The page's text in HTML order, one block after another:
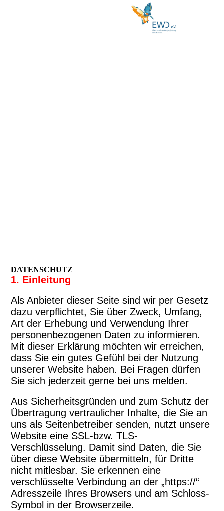
DATENSCHUTZ
1. Einleitung
Als Anbieter dieser Seite sind wir per Gesetz
dazu verpflichtet, Sie über Zweck, Umfang,
Art der Erhebung und Verwendung Ihrer
personenbezogenen Daten zu informieren.
Mit dieser Erklärung möchten wir erreichen,
dass Sie ein gutes Gefühl bei der Nutzung
unserer Website haben. Bei Fragen dürfen
Sie sich jederzeit gerne bei uns melden.
Aus Sicherheitsgründen und zum Schutz der
Übertragung vertraulicher Inhalte, die Sie an
uns als Seitenbetreiber senden, nutzt unsere
Website eine SSL-bzw. TLS-
Verschlüsselung. Damit sind Daten, die Sie
über diese Website übermitteln, für Dritte
nicht mitlesbar. Sie erkennen eine
verschlüsselte Verbindung an der „https://“
Adresszeile Ihres Browsers und am Schloss-
Symbol in der Browserzeile.